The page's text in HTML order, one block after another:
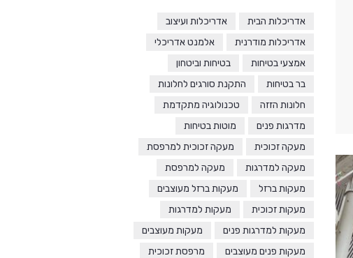
אדריכלות הבית
אדריכלות ועיצוב
אדריכלות מודרנית
אלמנט אדריכלי
אמצעי בטיחות
בטיחות וביטחון
בר בטיחות
התקנת סורגים לחלונות
חלונות הזזה
טכנולוגיה מתקדמת
מדרגות פנים
מוטות בטיחות
מעקה זכוכית
מעקה זכוכית למרפסת
מעקה למדרגות
מעקה למרפסת
מעקות ברזל
מעקות ברזל מעוצבים
מעקות זכוכית
מעקות למדרגות
מעקות למדרגות פנים
מעקות מעוצבים
מעקות פנים מעוצבים
מרפסת זכוכית